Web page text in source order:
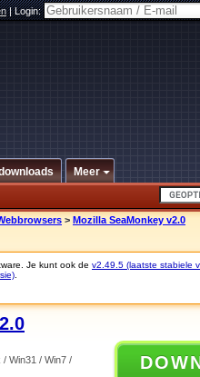
|Login:
Meer
> Mozilla SeaMonkey v2.0
Je kunt ook de v2.49.5 (laatste stabiele
/ Win31 / Win7 /